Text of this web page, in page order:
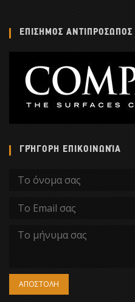
ΕΠΙΣΗΜΟΣ ΑΝΤΙΠΡΟΣΩΠΟΣ
ΓΡΉΓΟΡΗ ΕΠΙΚΟΙΝΩΝΊΑ